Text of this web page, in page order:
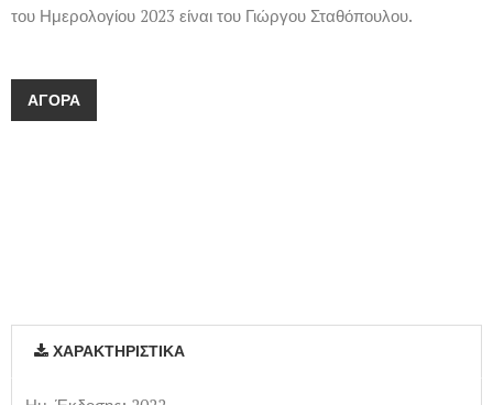
του Ημερολογίου 2023 είναι του Γιώργου Σταθόπουλου.
ΑΓΟΡΆ
ΧΑΡΑΚΤΗΡΙΣΤΙΚΆ